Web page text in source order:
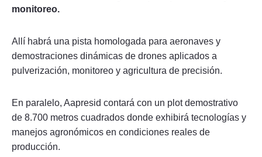
monitoreo.
Allí habrá una pista homologada para aeronaves y
demostraciones dinámicas de drones aplicados a
pulverización, monitoreo y agricultura de precisión.
En paralelo, Aapresid contará con un plot demostrativo
de 8.700 metros cuadrados donde exhibirá tecnologías y
manejos agronómicos en condiciones reales de
producción.